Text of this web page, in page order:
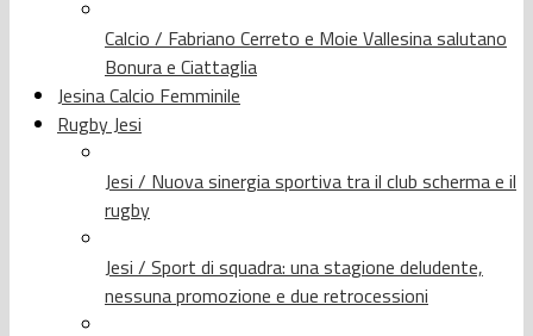
Calcio / Fabriano Cerreto e Moie Vallesina salutano
Bonura e Ciattaglia
Jesina Calcio Femminile
Rugby Jesi
Jesi / Nuova sinergia sportiva tra il club scherma e il
rugby
Jesi / Sport di squadra: una stagione deludente,
nessuna promozione e due retrocessioni